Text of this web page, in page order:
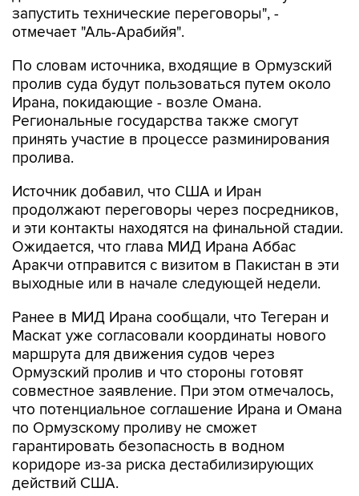
запустить технические переговоры", -
отмечает "Аль-Арабийя".
По словам источника, входящие в Ормузский
пролив суда будут пользоваться путем около
Ирана, покидающие - возле Омана.
Региональные государства также смогут
принять участие в процессе разминирования
пролива.
Источник добавил, что США и Иран
продолжают переговоры через посредников,
и эти контакты находятся на финальной стадии.
Ожидается, что глава МИД Ирана Аббас
Аракчи отправится с визитом в Пакистан в эти
выходные или в начале следующей недели.
Ранее в МИД Ирана сообщали, что Тегеран и
Маскат уже согласовали координаты нового
маршрута для движения судов через
Ормузский пролив и что стороны готовят
совместное заявление. При этом отмечалось,
что потенциальное соглашение Ирана и Омана
по Ормузскому проливу не сможет
гарантировать безопасность в водном
коридоре из-за риска дестабилизирующих
действий США.